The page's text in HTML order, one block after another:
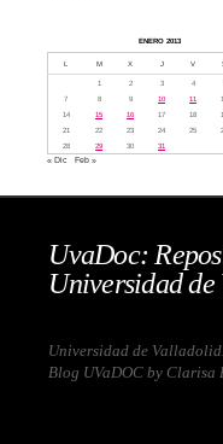
ENERO 2013
L M X J V
1 2 3 4
7
8 9 10 11
14
15 16 17 18
21
22 23 24 25
28
29 30 31
« Dic Feb »
UvaDoc:
Universidad
Universidad de
Blog UVaDOC by Clarisa